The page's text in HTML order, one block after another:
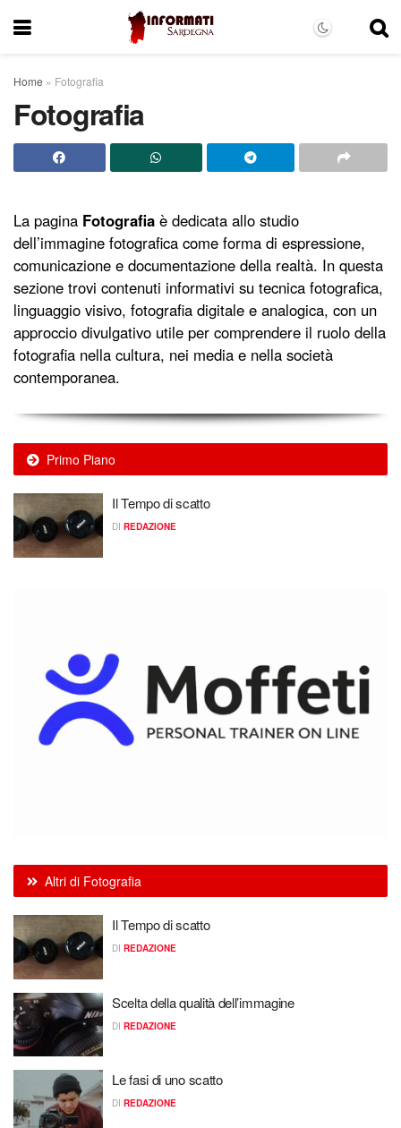
Home » Fotografia
Fotografia
La pagina Fotografia è dedicata allo studio
dell’immagine fotografica come forma di espressione,
comunicazione e documentazione della realtà. In questa
sezione trovi contenuti informativi su tecnica fotografica,
linguaggio visivo, fotografia digitale e analogica, con un
approccio divulgativo utile per comprendere il ruolo della
fotografia nella cultura, nei media e nella società
contemporanea.
Primo Piano
Il Tempo di scatto
DI REDAZIONE
Altri di Fotografia
Il Tempo di scatto
DI REDAZIONE
Scelta della qualità dell’immagine
DI REDAZIONE
Le fasi di uno scatto
DI REDAZIONE